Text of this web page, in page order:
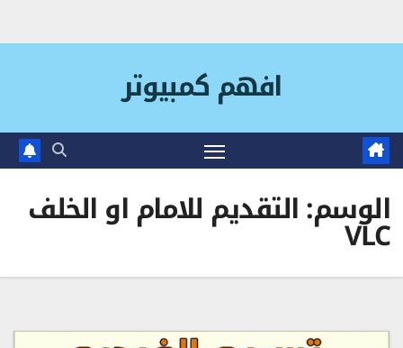
افهم كمبيوتر
الوسم:التقديم للامام او الخلف
VLC